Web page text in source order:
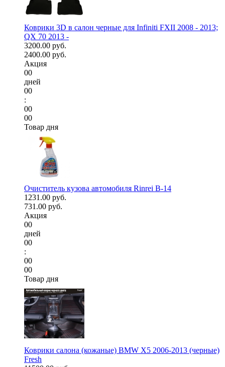
Коврики 3D в салон черные для Infiniti FXII 2008 - 2013;
QX 70 2013 -
3200.00 руб.
2400.00 руб.
Акция
00
дней
00
:
00
00
Товар дня
Очиститель кузова автомобиля Rinrei B-14
1231.00 руб.
731.00 руб.
Акция
00
дней
00
:
00
00
Товар дня
Коврики салона (кожаные) BMW X5 2006-2013 (черные)
Fresh